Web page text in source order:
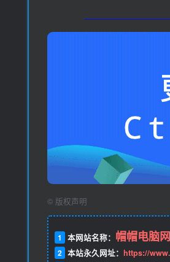
© 版权声明
1 本网站名称： 帽帽电脑网
2 本站永久网址： https://